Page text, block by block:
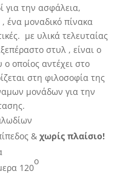
για την ασφάλεια,
, ένα μοναδικό πίνακα
με υλικά τελευταίας
στυλ , είναι ο
οποίος αντέχει στο
στη φιλοσοφία της
μονάδων για την
& χωρίς πλαίσιο!
120
ο